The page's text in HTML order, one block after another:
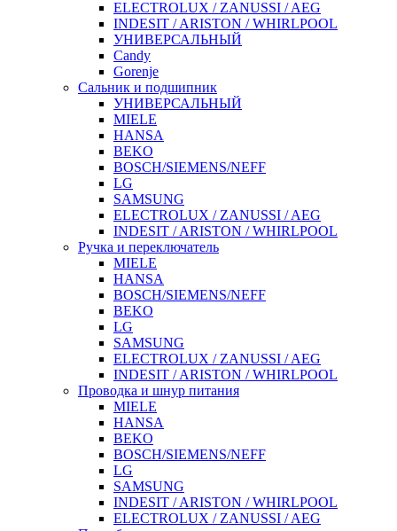
ELECTROLUX / ZANUSSI / AEG
INDESIT / ARISTON / WHIRLPOOL
УНИВЕРСАЛЬНЫЙ
Candy
Gorenje
Сальник и подшипник
УНИВЕРСАЛЬНЫЙ
MIELE
HANSA
BEKO
BOSCH/SIEMENS/NEFF
LG
SAMSUNG
ELECTROLUX / ZANUSSI / AEG
INDESIT / ARISTON / WHIRLPOOL
Ручка и переключатель
MIELE
HANSA
BOSCH/SIEMENS/NEFF
BEKO
LG
SAMSUNG
ELECTROLUX / ZANUSSI / AEG
INDESIT / ARISTON / WHIRLPOOL
Проводка и шнур питания
MIELE
HANSA
BEKO
BOSCH/SIEMENS/NEFF
LG
SAMSUNG
INDESIT / ARISTON / WHIRLPOOL
ELECTROLUX / ZANUSSI / AEG